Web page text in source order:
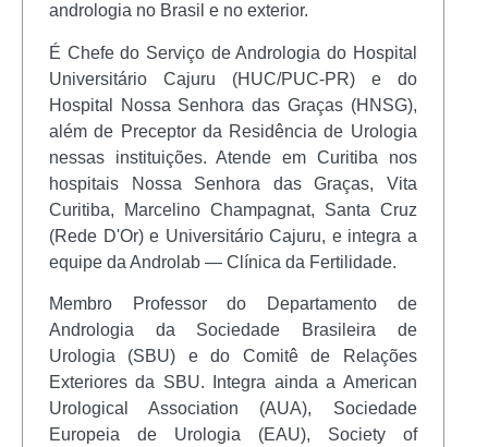
andrologia no Brasil e no exterior.
É Chefe do Serviço de Andrologia do Hospital
Universitário Cajuru (HUC/PUC-PR) e do
Hospital Nossa Senhora das Graças (HNSG),
além de Preceptor da Residência de Urologia
nessas instituições. Atende em Curitiba nos
hospitais Nossa Senhora das Graças, Vita
Curitiba, Marcelino Champagnat, Santa Cruz
(Rede D'Or) e Universitário Cajuru, e integra a
equipe da Androlab — Clínica da Fertilidade.
Membro Professor do Departamento de
Andrologia da Sociedade Brasileira de
Urologia (SBU) e do Comitê de Relações
Exteriores da SBU. Integra ainda a American
Urological Association (AUA), Sociedade
Europeia de Urologia (EAU), Society of